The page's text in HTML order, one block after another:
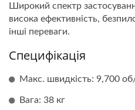
Широкий спектр
висока ефективність,
інші переваги.
Специфікація
Макс. швидкість: 9,700
Вага: 38 кг